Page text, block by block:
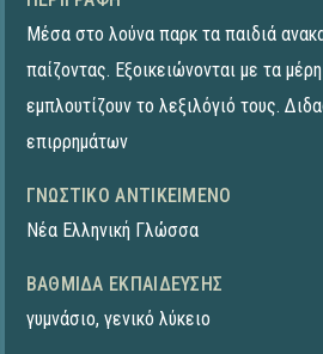
Μέσα στο λούνα παρκ τα παιδιά
παίζοντας. Εξοικειώνονται με τα
εμπλουτίζουν το λεξιλόγιό τους.
επιρρημάτων
ΓΝΩΣΤΙΚΌ ΑΝΤΙΚΕΊΜΕΝΟ
Νέα Ελληνική Γλώσσα
ΒΑΘΜΊΔΑ ΕΚΠΑΊΔΕΥΣΗΣ
γυμνάσιο, γενικό λύκειο